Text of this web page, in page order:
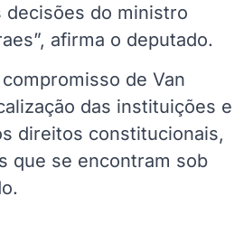
decisões do ministro
afirma o deputado.
de Van
das instituições e
direitos constitucionais,
que se encontram sob